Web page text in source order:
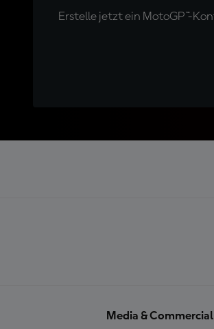
Erstelle jetzt ein MotoGP™-
Media & Commercial